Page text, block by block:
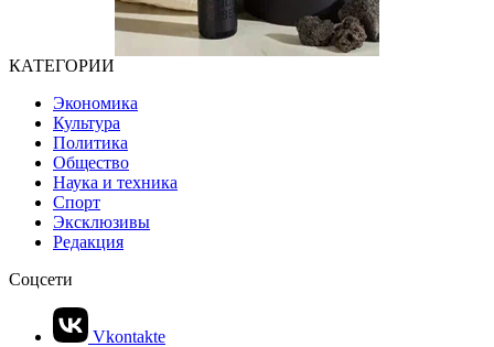
КАТЕГОРИИ
Экономика
Культура
Политика
Общество
Наука и техника
Спорт
Эксклюзивы
Редакция
Соцсети
Vkontakte